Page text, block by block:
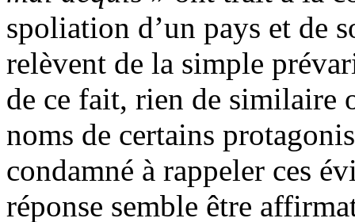
spoliation d’un pays et de
relèvent de la simple
de ce fait, rien de similaire
noms de certains
condamné à rappeler ces
réponse semble être